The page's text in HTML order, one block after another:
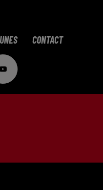
CONTACT